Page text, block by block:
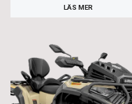
LÄS MER